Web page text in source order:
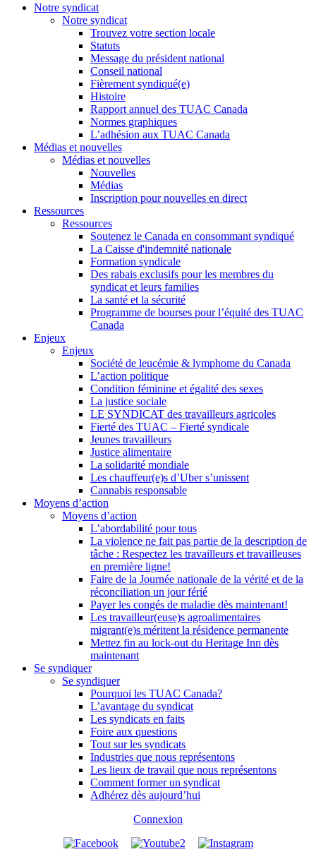
Notre syndicat
Notre syndicat
Trouvez votre section locale
Statuts
Message du président national
Conseil national
Fièrement syndiqué(e)
Histoire
Rapport annuel des TUAC Canada
Normes graphiques
L’adhésion aux TUAC Canada
Médias et nouvelles
Médias et nouvelles
Nouvelles
Médias
Inscription pour nouvelles en direct
Ressources
Ressources
Soutenez le Canada en consommant syndiqué
La Caisse d'indemnité nationale
Formation syndicale
Des rabais exclusifs pour les membres du
syndicat et leurs families
La santé et la sécurité
Programme de bourses pour l’équité des TUAC
Canada
Enjeux
Enjeux
Société de leucémie & lymphome du Canada
L’action politique
Condition féminine et égalité des sexes
La justice sociale
LE SYNDICAT des travailleurs agricoles
Fierté des TUAC – Fierté syndicale
Jeunes travailleurs
Justice alimentaire
La solidarité mondiale
Les chauffeur(e)s d’Uber s’unissent
Cannabis responsable
Moyens d’action
Moyens d’action
L’abordabilité pour tous
La violence ne fait pas partie de la description de
tâche : Respectez les travailleurs et travailleuses
en première ligne!
Faire de la Journée nationale de la vérité et de la
réconciliation un jour férié
Payer les congés de maladie dès maintenant!
Les travailleur(euse)s agroalimentaires
migrant(e)s méritent la résidence permanente
Mettez fin au lock-out du Heritage Inn dès
maintenant
Se syndiquer
Se syndiquer
Pourquoi les TUAC Canada?
L’avantage du syndicat
Les syndicats en faits
Foire aux questions
Tout sur les syndicats
Industries que nous représentons
Les lieux de travail que nous représentons
Comment former un syndicat
Adhérez dès aujourd’hui
Connexion